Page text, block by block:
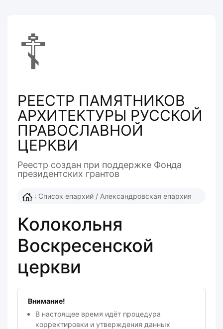
☦
РЕЕСТР ПАМЯТНИКОВ
АРХИТЕКТУРЫ РУССКОЙ
ПРАВОСЛАВНОЙ
ЦЕРКВИ
Реестр создан при поддержке Фонда
президентcких грантов
: Список епархий / Александровская епархия
Колокольня
Воскресенской
церкви
Внимание!
В настоящее время идёт процедура
корректировки и утверждения данных